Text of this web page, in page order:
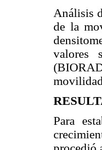
Análisis
de la
valores
Para